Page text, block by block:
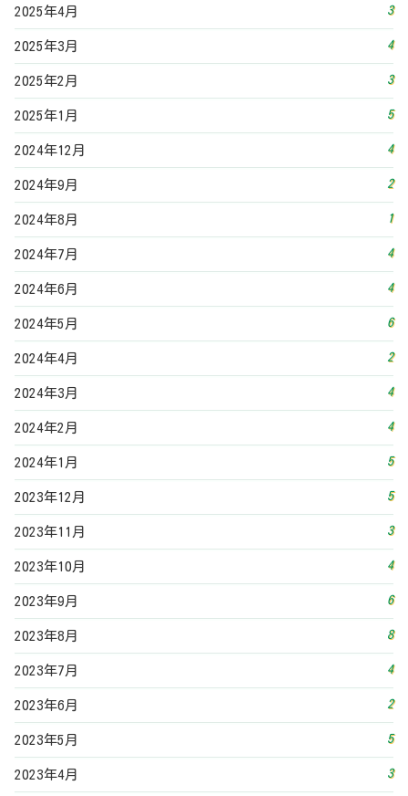
2025年4月 3
2025年3月 4
2025年2月 3
2025年1月 5
2024年12月 4
2024年9月 2
2024年8月 1
2024年7月 4
2024年6月 4
2024年5月 6
2024年4月 2
2024年3月 4
2024年2月 4
2024年1月 5
2023年12月 5
2023年11月 3
2023年10月 4
2023年9月 6
2023年8月 8
2023年7月 4
2023年6月 2
2023年5月 5
2023年4月 3